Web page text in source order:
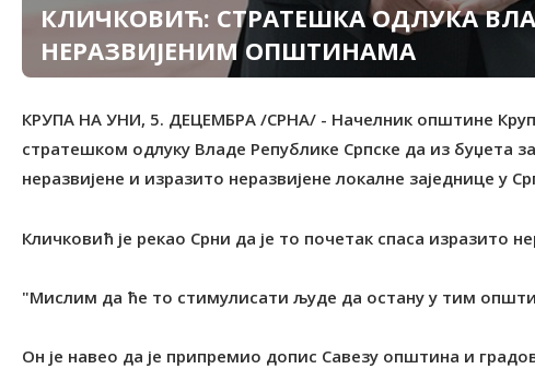
КЛИЧКОВИЋ: СТРАТЕШКА ОДЛУКА
НЕРАЗВИЈЕНИМ ОПШТИНАМА
КРУПА НА УНИ, 5. ДЕЦЕМБРА /СРНА/ - Начелник општине
стратешком одлуку Владе Републике Српске да из буџета
неразвијене и изразито неразвијене локалне заједнице у
Кличковић је рекао Срни да је то почетак спаса изразито
"Мислим да ће то стимулисати људе да остану у тим
Он је навео да је припремио допис Савезу општина и